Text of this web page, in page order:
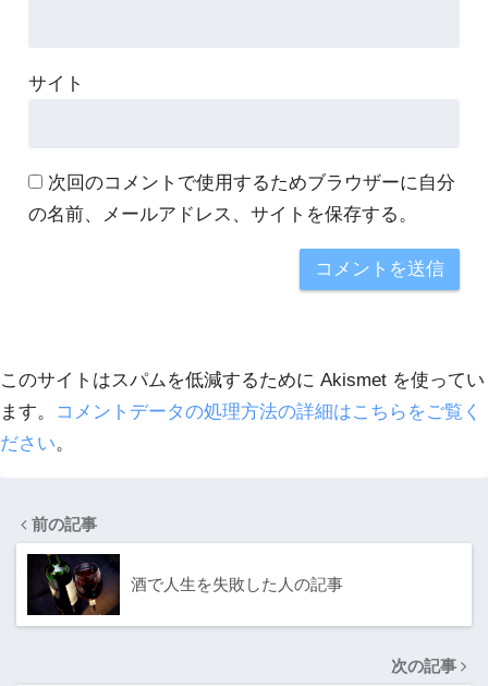
サイト
次回のコメントで使用するためブラウザーに自分
の名前、メールアドレス、サイトを保存する。
このサイトはスパムを低減するために Akismet を使ってい
ます。
コメントデータの処理方法の詳細はこちらをご覧く
ださい。
前の記事
酒で人生を失敗した人の記事
次の記事